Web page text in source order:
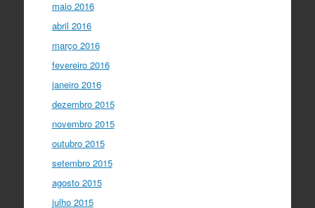
maio 2016
abril 2016
março 2016
fevereiro 2016
janeiro 2016
dezembro 2015
novembro 2015
outubro 2015
setembro 2015
agosto 2015
julho 2015